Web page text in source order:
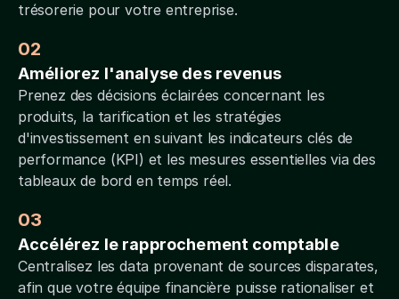
trésorerie pour votre entreprise.
02
Améliorez l'analyse des revenus
Prenez des décisions éclairées concernant les
produits, la tarification et les stratégies
d'investissement en suivant les indicateurs clés de
performance (KPI) et les mesures essentielles via des
tableaux de bord en temps réel.
03
Accélérez le rapprochement comptable
Centralisez les data provenant de sources disparates,
afin que votre équipe financière puisse rationaliser et